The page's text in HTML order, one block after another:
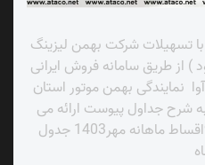
شرایط فروش وانت پیکاپ G9 با تسهیلات شرکت بهمن لیزینگ
) از طریق سامانه فروش ایرانی
نمایندگی بهمن موتور استان
از مورخ 1403/08/05 به شرح جداول پیوست ارائه می
گردد . جدول فروشپیکاپ جی9اقساط ماهانه مهر1403 جدول